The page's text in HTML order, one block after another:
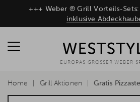
+++ Weber ® Grill Vorteils-Sets:
inklusive
EUROPAS GROSSER WEBER
Home Grill Aktionen Gratis